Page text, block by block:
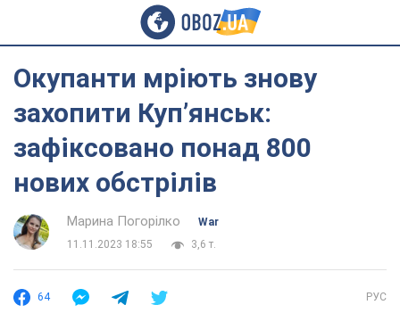
Окупанти мріють знову
захопити Куп’янськ:
зафіксовано понад 800
нових обстрілів
Марина Погорілко
War
11.11.2023 18:55
3,6 т.
64 РУС